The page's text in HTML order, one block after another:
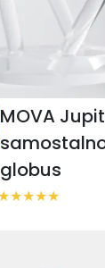
MOVA
globus